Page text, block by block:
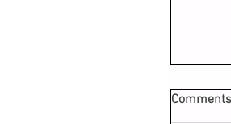
Comments